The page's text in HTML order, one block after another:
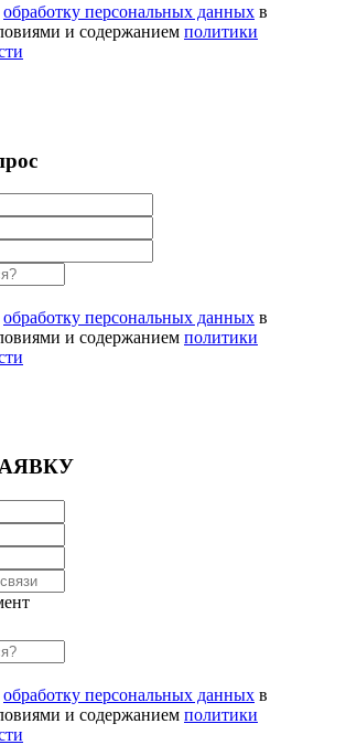
обработку персональных данных в
и содержанием политики
обработку персональных данных в
и содержанием политики
обработку персональных данных в
и содержанием политики